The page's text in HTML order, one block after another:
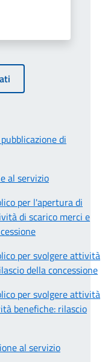
di
al servizio
per l'apertura di
di scarico merci e
per svolgere attività
della concessione
per svolgere attività
benefiche: rilascio
al servizio